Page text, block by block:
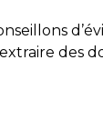
des